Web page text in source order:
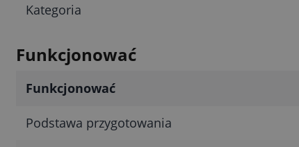
Kategoria
Funkcjonować
Funkcjonować
Podstawa przygotowania